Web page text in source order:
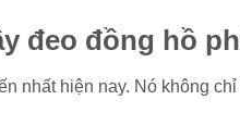
đeo đồng hồ
nhất hiện nay. Nó không